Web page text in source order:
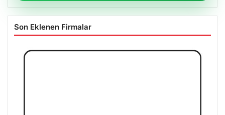
Son Eklenen Firmalar